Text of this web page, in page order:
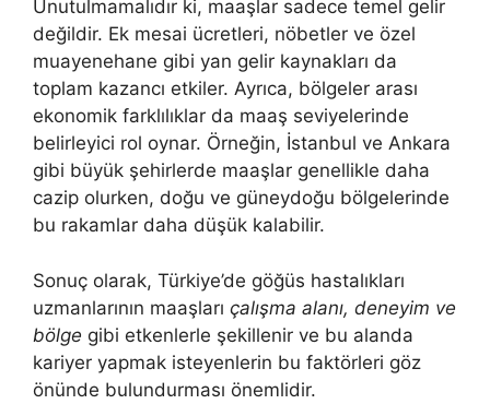
Unutulmamalıdır ki, maaşlar sadece temel gelir
değildir. Ek mesai ücretleri, nöbetler ve özel
muayenehane gibi yan gelir kaynakları da
toplam kazancı etkiler. Ayrıca, bölgeler arası
ekonomik farklılıklar da maaş seviyelerinde
belirleyici rol oynar. Örneğin, İstanbul ve Ankara
gibi büyük şehirlerde maaşlar genellikle daha
cazip olurken, doğu ve güneydoğu bölgelerinde
bu rakamlar daha düşük kalabilir.
Sonuç olarak, Türkiye’de göğüs hastalıkları
uzmanlarının maaşları çalışma alanı, deneyim ve
bölge gibi etkenlerle şekillenir ve bu alanda
kariyer yapmak isteyenlerin bu faktörleri göz
önünde bulundurması önemlidir.